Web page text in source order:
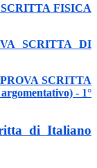
FISICA
SCRITTA DI
SCRITTA
- 1°
di Italiano